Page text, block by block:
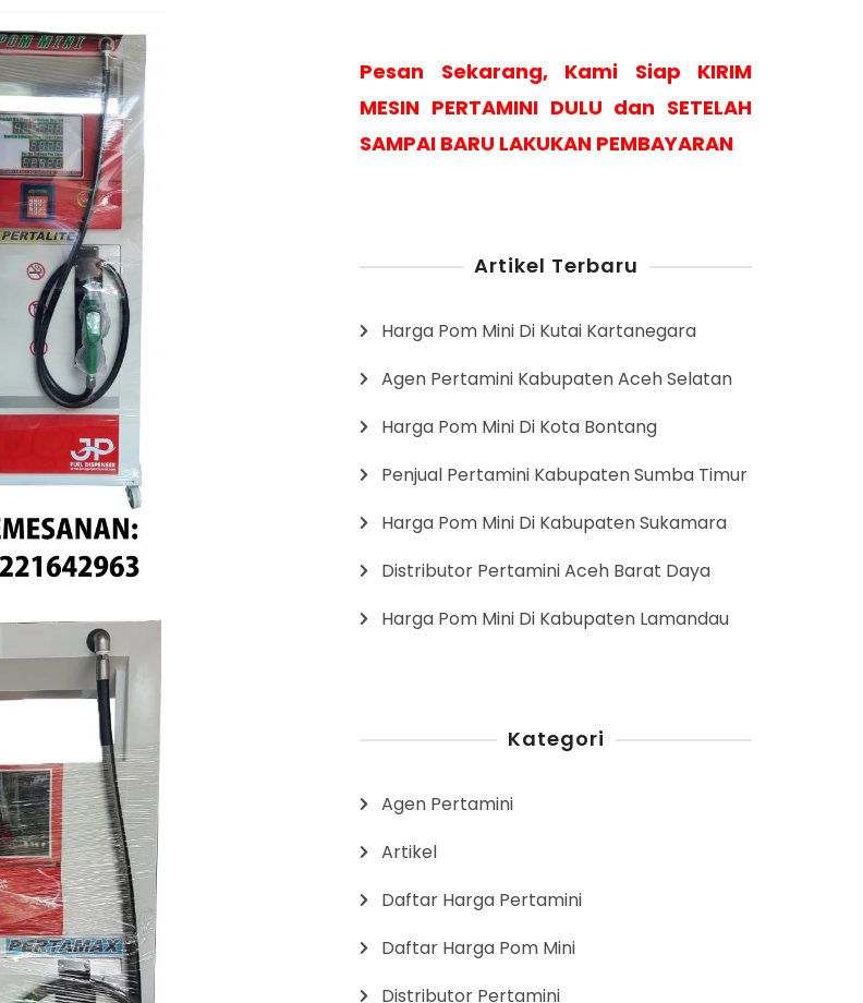
Pesan Sekarang, Kami Siap KIRIM
MESIN PERTAMINI DULU dan SETELAH
SAMPAI BARU LAKUKAN PEMBAYARAN
Artikel Terbaru
Harga Pom Mini Di Kutai Kartanegara
Agen Pertamini Kabupaten Aceh Selatan
Harga Pom Mini Di Kota Bontang
Penjual Pertamini Kabupaten Sumba Timur
Harga Pom Mini Di Kabupaten Sukamara
Distributor Pertamini Aceh Barat Daya
Harga Pom Mini Di Kabupaten Lamandau
Kategori
Agen Pertamini
Artikel
Daftar Harga Pertamini
Daftar Harga Pom Mini
Distributor Pertamini